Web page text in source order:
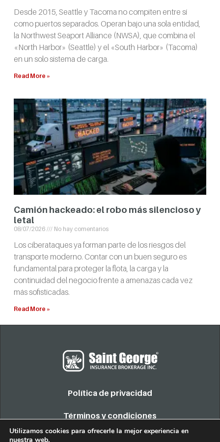
Desde 2015, Seattle y Tacoma no compiten entre sí
como puertos separados. Operan bajo una sola entidad,
la Northwest Seaport Alliance (NWSA), que combina el
«North Harbor» (Seattle) y el «South Harbor» (Tacoma)
en un solo sistema de carga.
Read More »
Camión hackeado: el robo más silencioso y
letal
08/07/2026 No hay comentarios
Los ciberataques ya forman parte de los riesgos del
transporte moderno. Contar con un buen seguro es
fundamental para proteger la flota, la carga y la
continuidad del negocio frente a amenazas cada vez
más sofisticadas.
Read More »
Política de privacidad
Términos y condiciones
COPYRIGHT 2022. TODOS LOS DERECHOS RESERVADOS
Utilizamos cookies para ofrecerle la mejor experiencia en
nuestra web.